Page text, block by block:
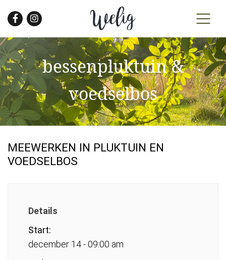
content
bessenpluktuin &
voedselbos
MEEWERKEN IN PLUKTUIN EN
VOEDSELBOS
Details
Start:
december 14 - 09:00 am